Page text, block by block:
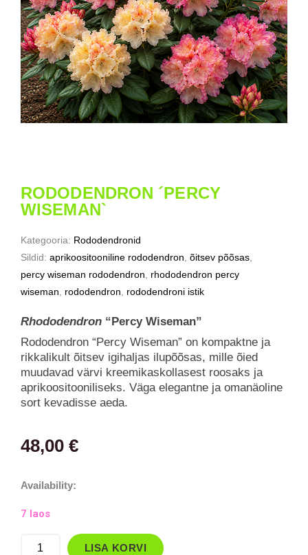
RODODENDRON ´PERCY
WISEMAN`
Kategooria: Rododendronid
Sildid: aprikoositooniline rododendron, õitsev põõsas,
percy wiseman rododendron, rhododendron percy
wiseman, rododendron, rododendroni istik
Rhododendron “Percy Wiseman”
Rododendron “Percy Wiseman” on kompaktne ja
rikkalikult õitsev igihaljas ilupõõsas, mille õied
muudavad värvi kreemikaskollasest roosaks ja
aprikoositooniliseks. Väga elegantne ja omanäoline
sort kevadisse aeda.
48,00 €
Availability:
7 laos
Rododendron
LISA KORVI